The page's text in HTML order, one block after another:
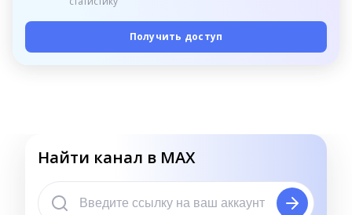
Получить доступ
Найти канал в MAX